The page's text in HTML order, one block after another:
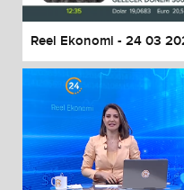
Reel Ekonomi - 24 03